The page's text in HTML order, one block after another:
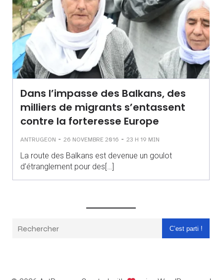
Dans l’impasse des Balkans, des
milliers de migrants s’entassent
contre la forteresse Europe
ANTRUGEON - 26 NOVEMBRE 2016 - 23 H 19 MIN
La route des Balkans est devenue un goulot
d’étranglement pour des[…]
C’est parti !